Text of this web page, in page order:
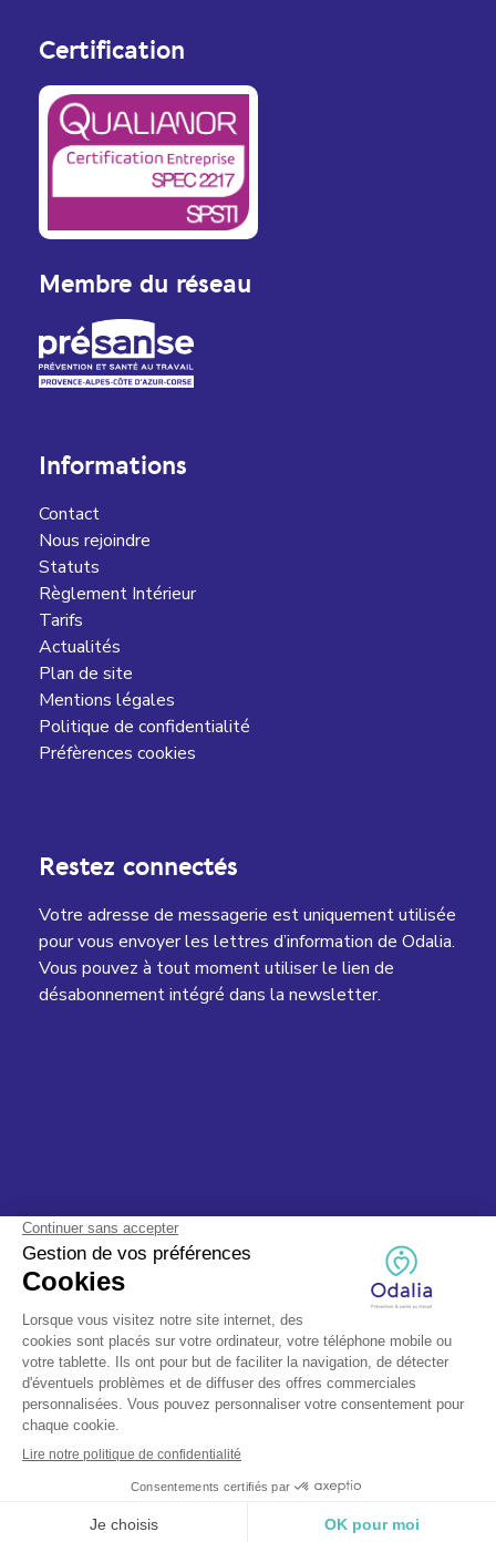
Certification
Membre du réseau
Informations
Contact
Nous rejoindre
Statuts
Règlement Intérieur
Tarifs
Actualités
Plan de site
Mentions légales
Politique de confidentialité
Préfèrences cookies
Restez connectés
Votre adresse de messagerie est uniquement utilisée
pour vous envoyer les lettres d’information de Odalia.
Vous pouvez à tout moment utiliser le lien de
désabonnement intégré dans la newsletter.
© Odalia 2025, tous droits réservés - Fait avec ❤️ par TEAPS